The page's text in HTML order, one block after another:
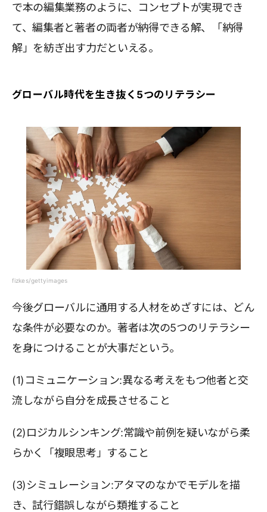
で本の編集業務のように、コンセプトが実現でき
て、編集者と著者の両者が納得できる解、「納得
解」を紡ぎ出す力だといえる。
グローバル時代を生き抜く5つのリテラシー
fizkes/gettyimages
今後グローバルに通用する人材をめざすには、どん
な条件が必要なのか。著者は次の5つのリテラシー
を身につけることが大事だという。
(1)コミュニケーション:異なる考えをもつ他者と交
流しながら自分を成長させること
(2)ロジカルシンキング:常識や前例を疑いながら柔
らかく「複眼思考」すること
(3)シミュレーション:アタマのなかでモデルを描
き、試行錯誤しながら類推すること